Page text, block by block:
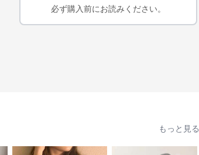
必ず購入前にお読みください。
もっと見る